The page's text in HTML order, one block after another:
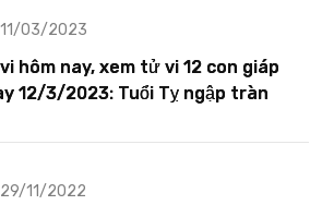
11/03/2023
hôm nay, xem tử vi 12 con giáp
12/3/2023: Tuổi Tỵ ngập tràn
29/11/2022